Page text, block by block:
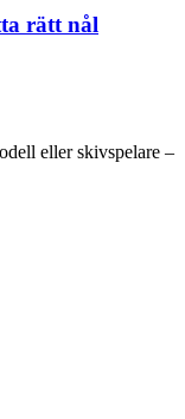
rätt nål
eller skivspelare –